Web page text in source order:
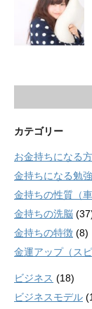
カテゴリー
お金持ちになる
金持ちになる勉強
金持ちの性質（
金持ちの洗脳
金持ちの特徴 (8)
金運アップ（ス
ビジネス (18)
ビジネスモデル